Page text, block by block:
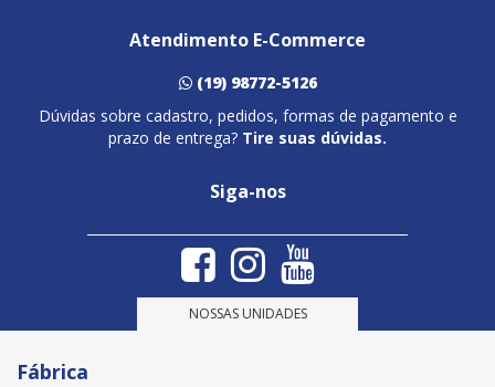
Atendimento E-Commerce
(19) 98772-5126
Dúvidas sobre cadastro, pedidos, formas de pagamento e
prazo de entrega? Tire suas dúvidas.
Siga-nos
NOSSAS UNIDADES
Fábrica